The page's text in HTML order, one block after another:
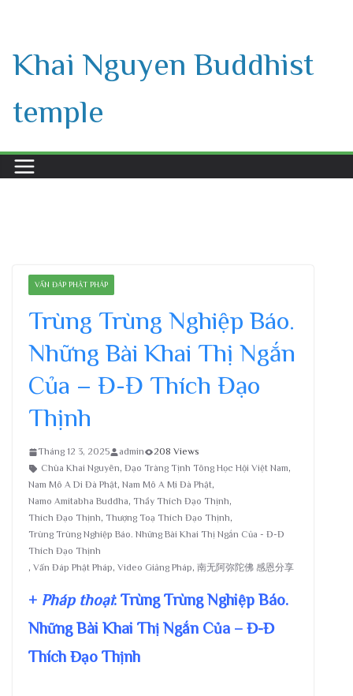
content
Khai Nguyen Buddhist
temple
VẤN ĐÁP PHẬT PHÁP
Trùng Trùng Nghiệp Báo.
Những Bài Khai Thị Ngắn
Của – Đ-Đ Thích Đạo
Thịnh
Tháng 12 3, 2025 admin
208 Views
Chùa Khai Nguyên, Đạo Tràng Tịnh Tông Học Hội Việt Nam,
Nam Mô A Di Đà Phật, Nam Mô A Mi Đà Phật,
Namo Amitabha Buddha, Thầy Thích Đạo Thịnh,
Thích Đạo Thịnh, Thượng Toạ Thích Đạo Thịnh,
Trùng Trùng Nghiệp Báo. Những Bài Khai Thị Ngắn Của - Đ-Đ
Thích Đạo Thịnh
, Vấn Đáp Phật Pháp, Video Giảng Pháp, 南无阿弥陀佛 感恩分享
+ Pháp thoại: Trùng Trùng Nghiệp Báo.
Những Bài Khai Thị Ngắn Của – Đ-Đ
Thích Đạo Thịnh